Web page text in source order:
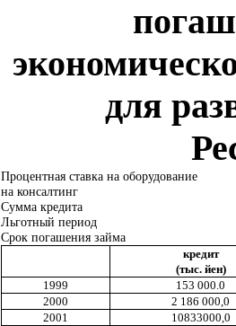
для
Процентная ставка на оборудование
на консалтинг
Сумма кредита
Льготный период
Срок погашения займа
кредит
(тыс. йен)
1999
153 000.0
2000
2 186 000,0
2001
10833000,0